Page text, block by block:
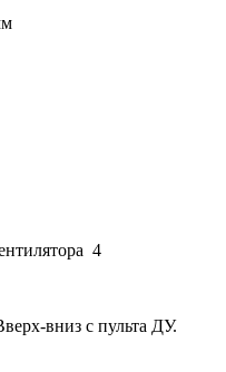
4
вниз с пульта ДУ.